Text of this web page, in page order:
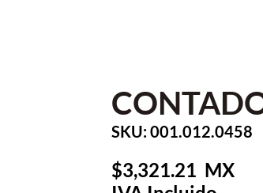
SKU: 001.012.0458
3,321.21